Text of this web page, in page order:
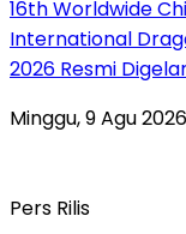
16th Worldwide
International
2026 Resmi
Minggu, 9 Agu
Pers Rilis